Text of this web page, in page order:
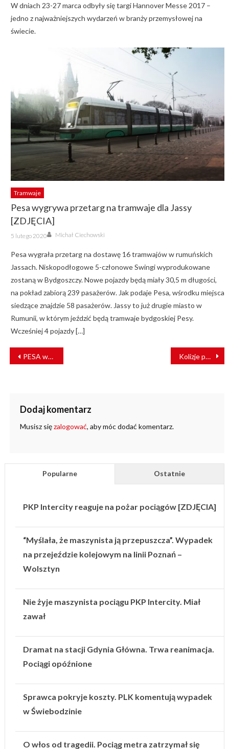
W dniach 23-27 marca odbyły się targi Hannover Messe 2017 –
jedno z najważniejszych wydarzeń w branży przemysłowej na
świecie.
Tramwaje
Pesa wygrywa przetarg na tramwaje dla Jassy
[ZDJĘCIA]
Posted
on
5 lutego 2020 Author
Michał Ciechowski
Pesa wygrała przetarg na dostawę 16 tramwajów w rumuńskich
Jassach. Niskopodłogowe 5-członowe Swingi wyprodukowane
zostaną w Bydgoszczy. Nowe pojazdy będą miały 30,5 m długości,
na pokład zabiorą 239 pasażerów. Jak podaje Pesa, wśrodku miejsca
siedzące znajdzie 58 pasażerów. Jassy to już drugie miasto w
Rumunii, w którym jeździć będą tramwaje bydgoskiej Pesy.
Wcześniej 4 pojazdy […]
NAWIGACJA
WPISU
PESA wystawi na targach InnoTrans lokomotywę wodorową Kolizje pociągów z dziką zwierzyną. Aspekty: ekonomiczny i bezpieczeństwa
Dodaj komentarz
Musisz sięzalogować, aby móc dodać komentarz.
Popularne Ostatnie
PKP Intercity reaguje na pożar pociągów [ZDJĘCIA]
“Myślała, że maszynista ją przepuszcza”. Wypadek
na przejeździe kolejowym na linii Poznań –
Wolsztyn
Nie żyje maszynista pociągu PKP Intercity. Miał
zawał
Dramat na stacji Gdynia Główna. Trwa reanimacja.
Pociągi opóźnione
Sprawca pokryje koszty. PLK komentują wypadek
w Świebodzinie
O włos od tragedii. Pociąg metra zatrzymał się